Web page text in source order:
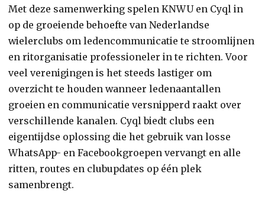
Met deze samenwerking spelen KNWU en Cyql in
op de groeiende behoefte van Nederlandse
wielerclubs om ledencommunicatie te stroomlijnen
en ritorganisatie professioneler in te richten. Voor
veel verenigingen is het steeds lastiger om
overzicht te houden wanneer ledenaantallen
groeien en communicatie versnipperd raakt over
verschillende kanalen. Cyql biedt clubs een
eigentijdse oplossing die het gebruik van losse
WhatsApp- en Facebookgroepen vervangt en alle
ritten, routes en clubupdates op één plek
samenbrengt.